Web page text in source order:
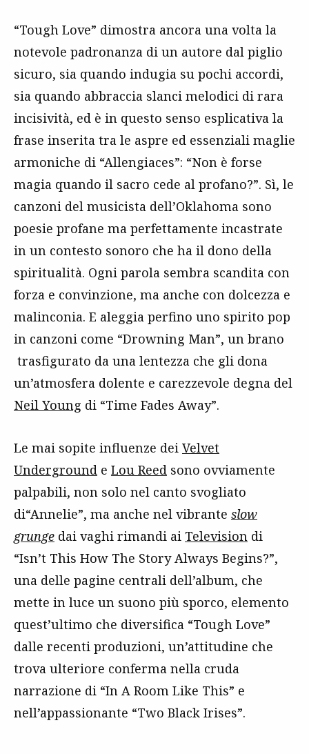
“Tough Love” dimostra ancora una volta la
notevole padronanza di un autore dal piglio
sicuro, sia quando indugia su pochi accordi,
sia quando abbraccia slanci melodici di rara
incisività, ed è in questo senso esplicativa la
frase inserita tra le aspre ed essenziali maglie
armoniche di “Allengiaces”: “Non è forse
magia quando il sacro cede al profano?”. Sì, le
canzoni del musicista dell’Oklahoma sono
poesie profane ma perfettamente incastrate
in un contesto sonoro che ha il dono della
spiritualità. Ogni parola sembra scandita con
forza e convinzione, ma anche con dolcezza e
malinconia. E aleggia perfino uno spirito pop
in canzoni come “Drowning Man”, un brano
trasfigurato da una lentezza che gli dona
un’atmosfera dolente e carezzevole degna del
Neil Young di “Time Fades Away”.
Le mai sopite influenze dei Velvet
Underground e Lou Reed sono ovviamente
palpabili, non solo nel canto svogliato
di“Annelie”, ma anche nel vibrante slow
grunge dai vaghi rimandi ai Television di
“Isn’t This How The Story Always Begins?”,
una delle pagine centrali dell’album, che
mette in luce un suono più sporco, elemento
quest’ultimo che diversifica “Tough Love”
dalle recenti produzioni, un’attitudine che
trova ulteriore conferma nella cruda
narrazione di “In A Room Like This” e
nell’appassionante “Two Black Irises”.